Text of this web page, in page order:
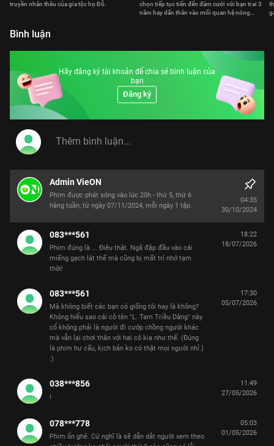
truyền nhân thêu của gia tộc họ Đỗ.
chọn tiếp tục tiến đến đám cưới với bạn trai 3
năm hay dấn thân vào mối quan hệ nóng
Bình luận
Hãy đăng ký tài khoản để chia sẻ bình luận của
bạn
Đăng ký
Admin VieON
Phim được phát sóng vào lúc 20h - thứ 5, thứ 6
04:35
30/10/2024
083***561
Phim đúng là ... Điêu thật. Ngã đập đầu vào cái
miếng gạch lát thế mà cũng bị mất trí nhớ tạm
thời!
18:22
18/07/2026
083***561
Mà không biết các bạn có giống tôi hay là không?
Không hiểu sao cái cô tên "L. Tam Triều Dâng" này
cổ không phải là người đi cướp chồng người khác
mà vẫn lại chơi thân với hai cô kia như thế. (Đúng
là phim hư cấu, kịch bản ko có thật mọi người nhỉ.)
:)
17:30
05/07/2026
038***856
i
11:49
27/05/2026
078***778
Phim ổn ghê. Cứ nghĩ là sẽ dẫn dắt người xem theo
05:03
01/05/2026